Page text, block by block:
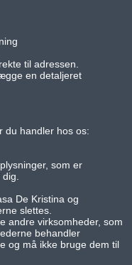
til adressen.
en detaljeret
du handler hos os:
som er
dig.
De Kristina og
slettes.
andre virksomheder, som
behandler
og må ikke bruge dem til